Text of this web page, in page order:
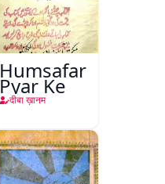
Humsafar
Pyar Ke
दीबा ख़ानम